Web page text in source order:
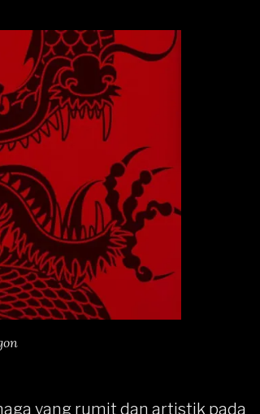
yang rumit dan artistik pada